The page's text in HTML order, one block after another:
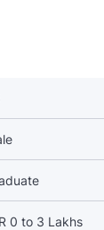
0 to 3 Lakhs